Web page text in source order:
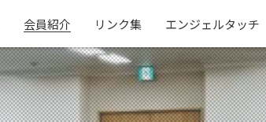
会員紹介 リンク集 エンジェルタッチ